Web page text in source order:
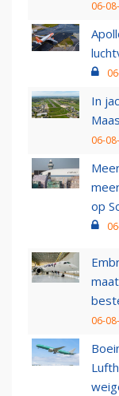
06-
In
06-
op
06-